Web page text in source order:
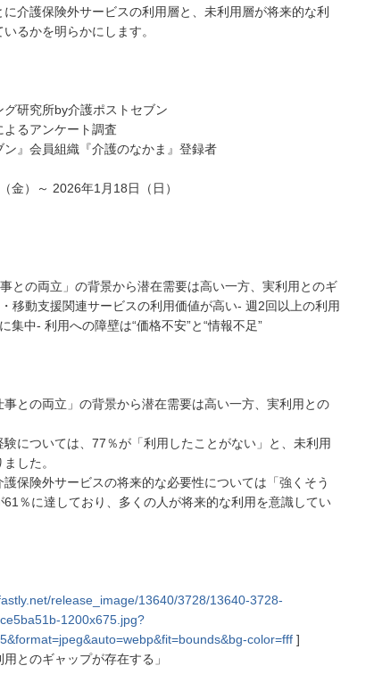
介護保険外サービスの利用層と、未利用層が将来的な利
るかを明らかにします。
研究所by介護ポストセブン
るアンケート調査
』会員組織『介護のなかま』登録者
金）～ 2026年1月18日（日）
との両立」の背景から潜在需要は高い一方、実利用とのギ
移動支援関連サービスの利用価値が高い- 週2回以上の利用
集中- 利用への障壁は“価格不安”と“情報不足”
との両立」の背景から潜在需要は高い一方、実利用との
については、77％が「利用したことがない」と、未利用
した。
保険外サービスの将来的な必要性については「強くそう
％に達しており、多くの人が将来的な利用を意識してい
release_image/13640/3728/13640-3728-
1200x675.jpg?
color=fff ]
とのギャップが存在する」